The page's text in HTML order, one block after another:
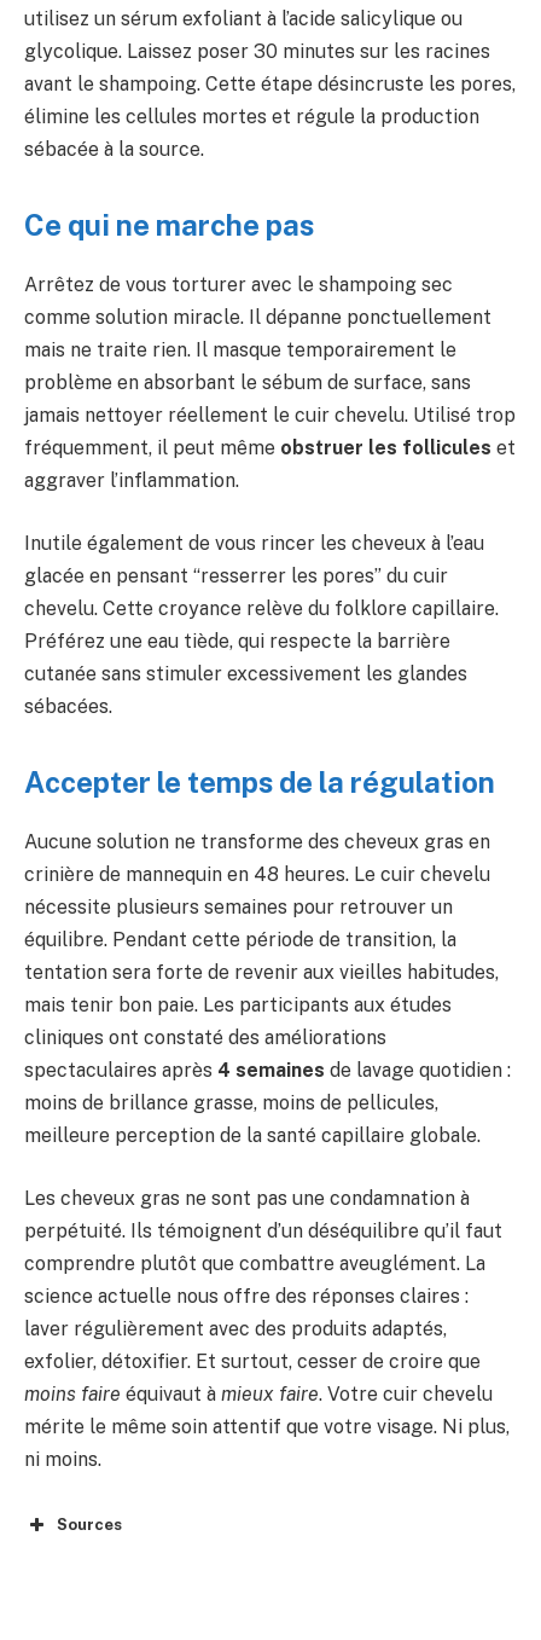
utilisez un sérum exfoliant à l’acide salicylique ou
glycolique. Laissez poser 30 minutes sur les racines
avant le shampoing. Cette étape désincruste les pores,
élimine les cellules mortes et régule la production
sébacée à la source.
Ce qui ne marche pas
Arrêtez de vous torturer avec le shampoing sec
comme solution miracle. Il dépanne ponctuellement
mais ne traite rien. Il masque temporairement le
problème en absorbant le sébum de surface, sans
jamais nettoyer réellement le cuir chevelu. Utilisé trop
fréquemment, il peut même obstruer les follicules et
aggraver l’inflammation.
Inutile également de vous rincer les cheveux à l’eau
glacée en pensant “resserrer les pores” du cuir
chevelu. Cette croyance relève du folklore capillaire.
Préférez une eau tiède, qui respecte la barrière
cutanée sans stimuler excessivement les glandes
sébacées.
Accepter le temps de la régulation
Aucune solution ne transforme des cheveux gras en
crinière de mannequin en 48 heures. Le cuir chevelu
nécessite plusieurs semaines pour retrouver un
équilibre. Pendant cette période de transition, la
tentation sera forte de revenir aux vieilles habitudes,
mais tenir bon paie. Les participants aux études
cliniques ont constaté des améliorations
spectaculaires après 4 semaines de lavage quotidien :
moins de brillance grasse, moins de pellicules,
meilleure perception de la santé capillaire globale.
Les cheveux gras ne sont pas une condamnation à
perpétuité. Ils témoignent d’un déséquilibre qu’il faut
comprendre plutôt que combattre aveuglément. La
science actuelle nous offre des réponses claires :
laver régulièrement avec des produits adaptés,
exfolier, détoxifier. Et surtout, cesser de croire que
moins faire équivaut à mieux faire. Votre cuir chevelu
mérite le même soin attentif que votre visage. Ni plus,
ni moins.
Sources